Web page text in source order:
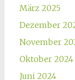
März 2025
Dezember
November
Oktober 2024
Juni 2024